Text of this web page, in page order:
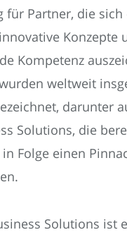
für Partner, die
Konzepte
Kompetenz
weltweit
darunter
Solutions, die
Folge einen
Solutions ist